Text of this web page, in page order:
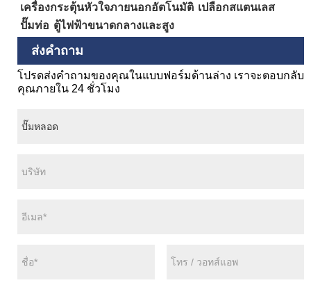
เครื่องกระตุ้นหัวใจภายนอกอัตโนมัติ เปลือกสแตนเลส
ปั๊มท่อ ตู้ไฟฟ้าขนาดกลางและสูง
ส่งคำถาม
โปรดส่งคำถามของคุณในแบบฟอร์มด้านล่าง เราจะตอบกลับ
คุณภายใน 24 ชั่วโมง